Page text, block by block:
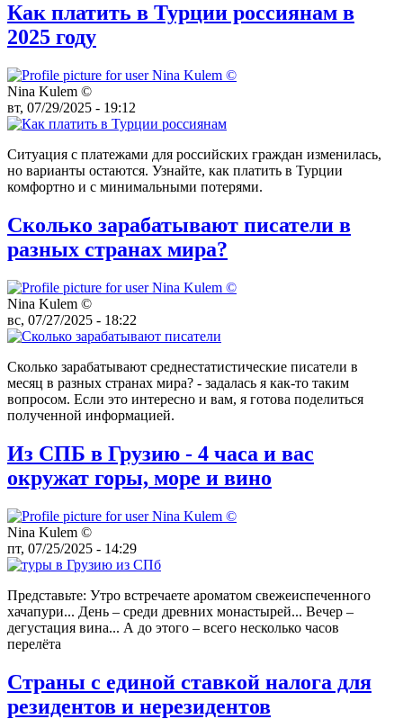
Как платить в Турции россиянам в
2025 году
Nina Kulem ©️
вт, 07/29/2025 - 19:12
Ситуация с платежами для российских граждан изменилась,
но варианты остаются. Узнайте, как платить в Турции
комфортно и с минимальными потерями.
Сколько зарабатывают писатели в
разных странах мира?
Nina Kulem ©️
вс, 07/27/2025 - 18:22
Сколько зарабатывают среднестатистические писатели в
месяц в разных странах мира? - задалась я как-то таким
вопросом. Если это интересно и вам, я готова поделиться
полученной информацией.
Из СПБ в Грузию - 4 часа и вас
окружат горы, море и вино
Nina Kulem ©️
пт, 07/25/2025 - 14:29
Представьте: Утро встречаете ароматом свежеиспеченного
хачапури... День – среди древних монастырей... Вечер –
дегустация вина... А до этого – всего несколько часов
перелёта
Страны с единой ставкой налога для
резидентов и нерезидентов